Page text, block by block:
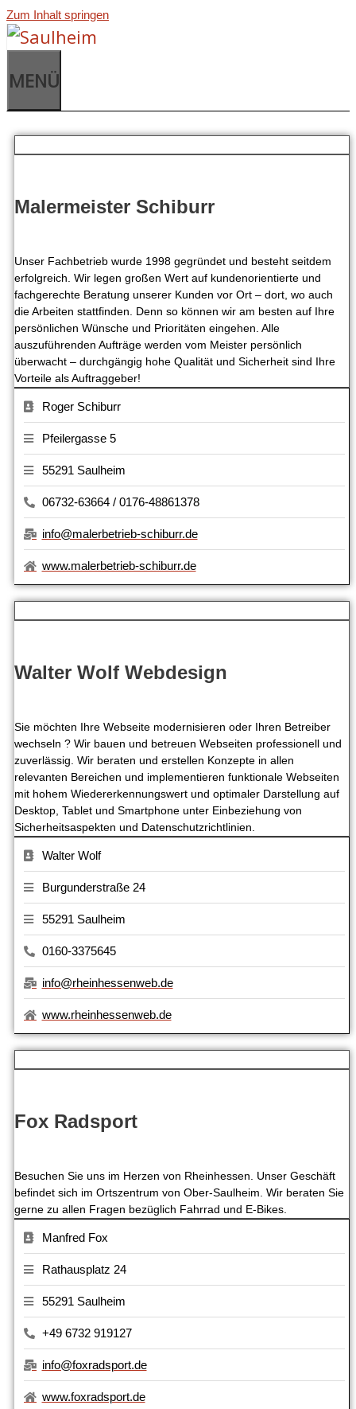
Zum Inhalt springen
MENÜ
Malermeister Schiburr
Unser Fachbetrieb wurde 1998 gegründet und besteht seitdem
erfolgreich. Wir legen großen Wert auf kundenorientierte und
fachgerechte Beratung unserer Kunden vor Ort – dort, wo auch
die Arbeiten stattfinden. Denn so können wir am besten auf Ihre
persönlichen Wünsche und Prioritäten eingehen. Alle
auszuführenden Aufträge werden vom Meister persönlich
überwacht – durchgängig hohe Qualität und Sicherheit sind Ihre
Vorteile als Auftraggeber!
Roger Schiburr
Pfeilergasse 5
55291 Saulheim
06732-63664 / 0176-48861378
info@malerbetrieb-schiburr.de
www.malerbetrieb-schiburr.de
Walter Wolf Webdesign
Sie möchten Ihre Webseite modernisieren oder Ihren Betreiber
wechseln ? Wir bauen und betreuen Webseiten professionell und
zuverlässig. Wir beraten und erstellen Konzepte in allen
relevanten Bereichen und implementieren funktionale Webseiten
mit hohem Wiedererkennungswert und optimaler Darstellung auf
Desktop, Tablet und Smartphone unter Einbeziehung von
Sicherheitsaspekten und Datenschutzrichtlinien.
Walter Wolf
Burgunderstraße 24
55291 Saulheim
0160-3375645
info@rheinhessenweb.de
www.rheinhessenweb.de
Fox Radsport
Besuchen Sie uns im Herzen von Rheinhessen. Unser Geschäft
befindet sich im Ortszentrum von Ober-Saulheim. Wir beraten Sie
gerne zu allen Fragen bezüglich Fahrrad und E-Bikes.
Manfred Fox
Rathausplatz 24
55291 Saulheim
+49 6732 919127
info@foxradsport.de
www.foxradsport.de